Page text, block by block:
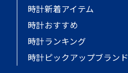
時計新着アイテム
時計おすすめ
時計ランキング
時計ピックアップブランド